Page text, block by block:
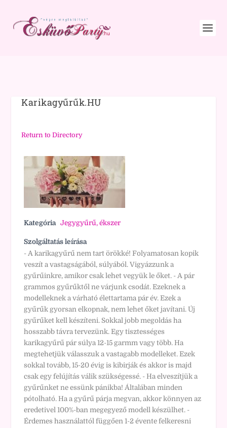
Karikagyűrűk.HU
Return to Directory
Kategória Jegygyűrű, ékszer
Szolgáltatás leírása
- A karikagyűrű nem tart örökké! Folyamatosan kopik
veszít a vastagságából, súlyából. Vigyázzunk a
gyűrűinkre, amikor csak lehet vegyük le őket. - A pár
grammos gyűrűktől ne várjunk csodát. Ezeknek a
modelleknek a várható élettartama pár év. Ezek a
gyűrűk gyorsan elkopnak, nem lehet őket javítani. Új
gyűrűket kell készíteni. Sokkal jobb megoldás ha
hosszabb távra tervezünk. Egy tisztességes
karikagyűrű pár súlya 12-15 garmm vagy több. Ha
megtehetjük válasszuk a vastagabb modelleket. Ezek
sokkal tovább, 15-20 évig is kibirják és akkor is majd
csak egy felújítás válik szükségessé. - Ha elveszítjük a
gyűrűnket ne essünk pánikba! Általában minden
pótolható. Ha a gyűrű párja megvan, akkor könnyen az
eredetivel 100%-ban megegyező modell készülhet. -
Érdemes használattól függően 1-2 évente felkeresni